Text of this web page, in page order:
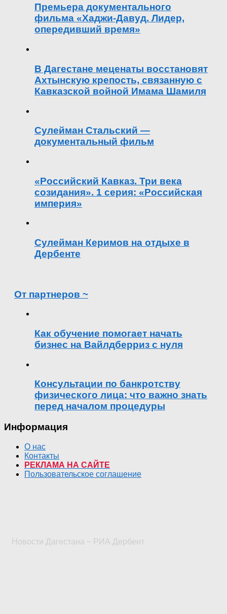
Премьера документального
фильма «Хаджи-Давуд. Лидер,
опередивший время»
В Дагестане меценаты восстановят
Ахтынскую крепость, связанную с
Кавказской войной Имама Шамиля
Сулейман Стальский —
документальный фильм
«Российский Кавказ. Три века
созидания». 1 серия: «Российская
империя»
Сулейман Керимов на отдыхе в
Дербенте
От партнеров ~
Как обучение помогает начать
бизнес на Вайлдберриз с нуля
Консультации по банкротству
физического лица: что важно знать
перед началом процедуры
Информация
О нас
Контакты
РЕКЛАМА НА САЙТЕ
Пользовательское соглашение
Новости Дагестана ~ РИА Дербент